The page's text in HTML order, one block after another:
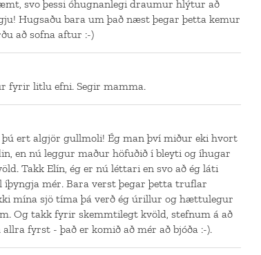
svo þessi óhugnanlegi draumur hlýtur að
Hugsaðu bara um það næst þegar þetta kemur
að sofna aftur :-)
fyrir litlu efni. Segir mamma.
ert algjör gullmoli! Ég man því miður eki hvort
en nú leggur maður höfuðið í bleyti og íhugar
Takk Elín, ég er nú léttari en svo að ég láti
mér. Bara verst þegar þetta truflar
mína sjö tíma þá verð ég úrillur og hættulegur
Og takk fyrir skemmtilegt kvöld, stefnum á að
fyrst - það er komið að mér að bjóða :-).